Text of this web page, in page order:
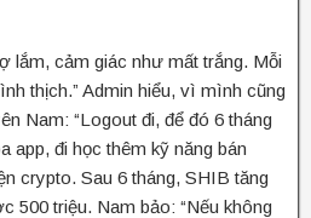
lắm, cảm giác như mất trắng. Mỗi
thịch.” Admin hiểu, vì mình cũng
Nam: “Logout đi, để đó 6 tháng
app, đi học thêm kỹ năng bán
crypto. Sau 6 tháng, SHIB tăng
500 triệu. Nam bảo: “Nếu không